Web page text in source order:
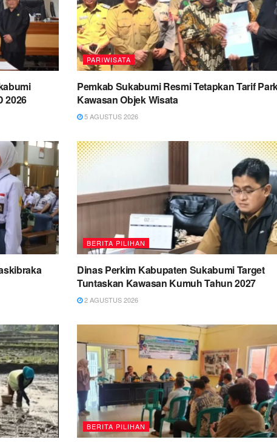
2026
PARIWISATA
Pemkab Sukabumi Resmi Tetapkan Tarif
Kawasan Objek Wisata
5 AGUSTUS 2026
BERITA PILIHAN
Dinas Perkim Kabupaten Sukabumi Target
Tuntaskan Kawasan Kumuh Tahun 2027
2 AGUSTUS 2026
BERITA PILIHAN